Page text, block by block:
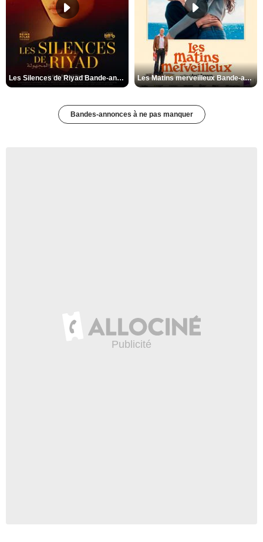
Les Silences de Riyad Bande-annonce VO STFR Les Matins merveilleux Bande-annonce VF
Bandes-annonces à ne pas manquer